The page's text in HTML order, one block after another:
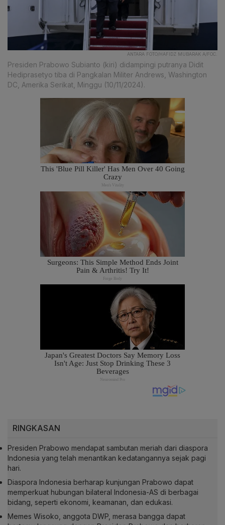
ANTARA FOTO/HAFIDZ MUBARAK A/FOC.
Presiden Prabowo Subianto (kiri) didampingi putranya Didit
Hediprasetyo tiba di Pangkalan Militer Andrews, Washington
DC, Amerika Serikat, Minggu (10/11/2024).
RINGKASAN
Presiden Prabowo mendapat sambutan meriah dari diaspora
Indonesia yang telah menantikan kedatangannya sejak pagi
hari.
Diaspora Indonesia berharap kunjungan Prabowo dapat
memperkuat hubungan bilateral Indonesia-AS di berbagai
bidang, seperti ekonomi, keamanan, dan edukasi.
Memes Wisoko, anggota DWP, merasa bangga dapat